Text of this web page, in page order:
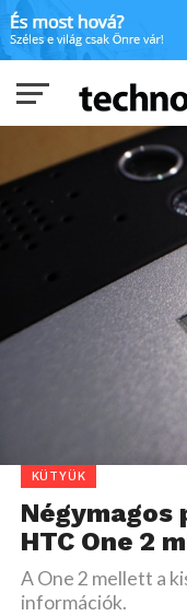
KÜTYÜK
Négymagos
HTC One 2
A One 2 mellett a
információk.